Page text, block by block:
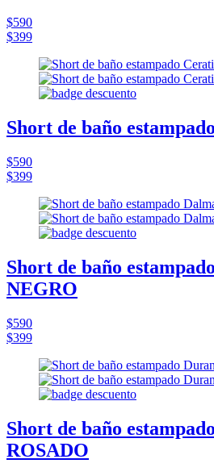
$590
$399
Short de baño
$590
$399
Short de baño
NEGRO
$590
$399
Short de baño
ROSADO